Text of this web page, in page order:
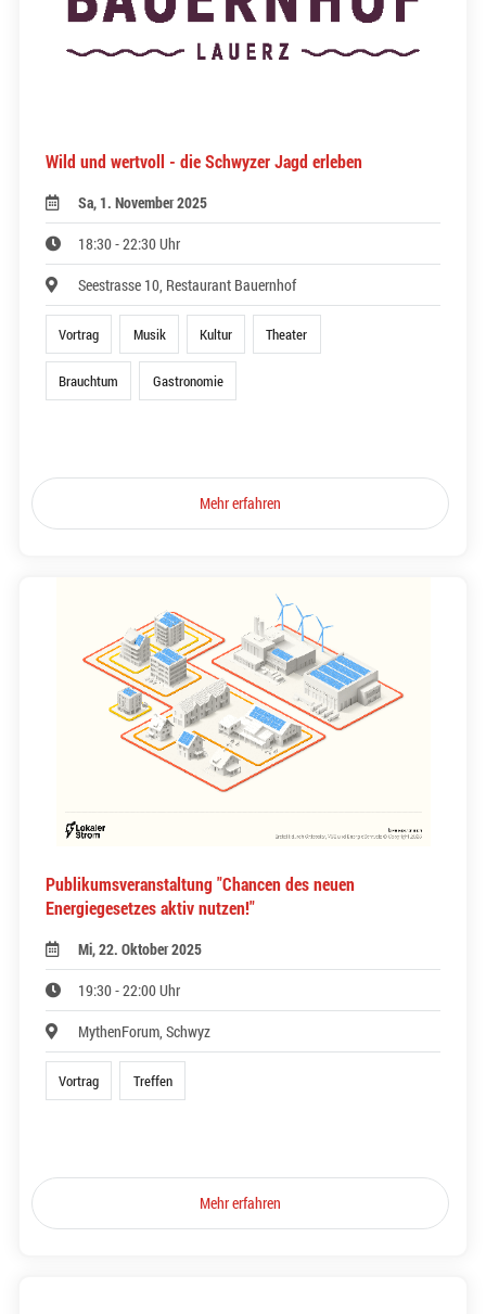
Wild und wertvoll - die Schwyzer Jagd erleben
Sa, 1. November 2025
18:30 - 22:30 Uhr
Seestrasse 10, Restaurant Bauernhof
Vortrag Musik Kultur Theater
Brauchtum Gastronomie
Mehr erfahren
Publikumsveranstaltung "Chancen des neuen
Energiegesetzes aktiv nutzen!"
Mi, 22. Oktober 2025
19:30 - 22:00 Uhr
MythenForum, Schwyz
Vortrag Treffen
Mehr erfahren